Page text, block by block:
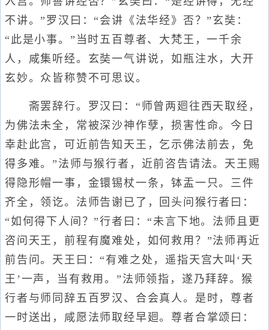
不讲。”罗汉曰：“会讲《法华经》否？”玄奘：
“此是小事。”当时五百尊者、大梵王，一千余
人，咸集听经。玄奘一气讲说，如瓶注水，大开
玄妙。众皆称赞不可思议。
斋罢辞行。罗汉曰：“师曾两廻往西天取经，
为佛法未全，常被深沙神作孽，损害性命。今日
幸赴此宫，可近前告知天王，乞示佛法前去，免
得多难。”法师与猴行者，近前咨告请法。天王赐
得隐形帽一事，金镮锡杖一条，钵盂一只。三件
齐全，领讫。法师告谢已了，回头问猴行者曰：
“如何得下人间？”行者曰：“未言下地。法师且更
咨问天王，前程有魔难处，如何救用？”法师再近
前告问。天王曰：“有难之处，遥指天宫大叫‘天
王’一声，当有救用。”法师领指，遂乃拜辞。猴
行者与师同辞五百罗汉、合会真人。是时，尊者
一时送出，咸愿法师取经早廻。尊者合掌颂曰：